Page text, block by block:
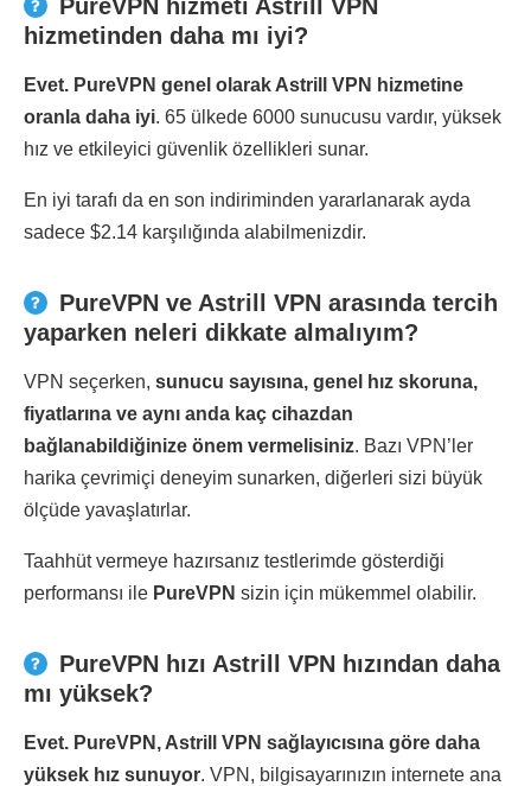
PureVPN hizmeti Astrill VPN
hizmetinden daha mı iyi?
Evet. PureVPN genel olarak Astrill VPN hizmetine
oranla daha iyi. 65 ülkede 6000 sunucusu vardır, yüksek
hız ve etkileyici güvenlik özellikleri sunar.
En iyi tarafı da en son indiriminden yararlanarak ayda
sadece $2.14 karşılığında alabilmenizdir.
PureVPN ve Astrill VPN arasında tercih
yaparken neleri dikkate almalıyım?
VPN seçerken, sunucu sayısına, genel hız skoruna,
fiyatlarına ve aynı anda kaç cihazdan
bağlanabildiğinize önem vermelisiniz. Bazı VPN’ler
harika çevrimiçi deneyim sunarken, diğerleri sizi büyük
ölçüde yavaşlatırlar.
Taahhüt vermeye hazırsanız testlerimde gösterdiği
performansı ile PureVPN sizin için mükemmel olabilir.
PureVPN hızı Astrill VPN hızından daha
mı yüksek?
Evet. PureVPN, Astrill VPN sağlayıcısına göre daha
yüksek hız sunuyor. VPN, bilgisayarınızın internete ana